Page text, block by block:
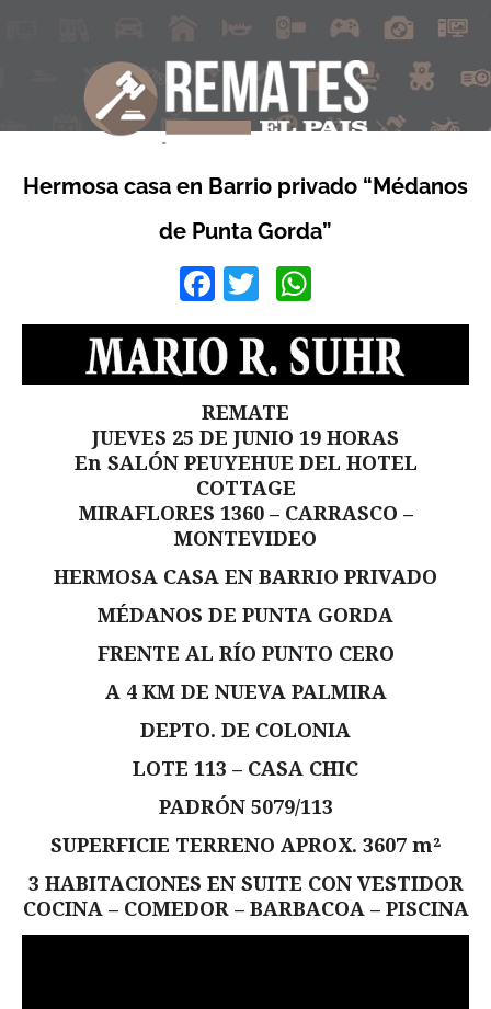
Hermosa casa en Barrio privado “Médanos
de Punta Gorda”
Facebook
Twitter
REMATE
JUEVES 25 DE JUNIO 19 HORAS
En SALÓN PEUYEHUE DEL HOTEL
COTTAGE
MIRAFLORES 1360 – CARRASCO –
MONTEVIDEO
HERMOSA CASA EN BARRIO PRIVADO
MÉDANOS DE PUNTA GORDA
FRENTE AL RÍO PUNTO CERO
A 4 KM DE NUEVA PALMIRA
DEPTO. DE COLONIA
LOTE 113 – CASA CHIC
PADRÓN 5079/113
SUPERFICIE TERRENO APROX. 3607 m²
3 HABITACIONES EN SUITE CON VESTIDOR
COCINA – COMEDOR – BARBACOA – PISCINA